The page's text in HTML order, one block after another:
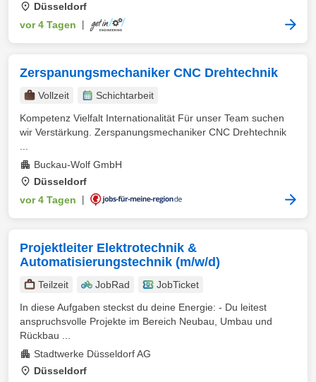
Düsseldorf
vor 4 Tagen
Zerspanungsmechaniker CNC Drehtechnik
Vollzeit
Schichtarbeit
Kompetenz Vielfalt Internationalität Für unser Team suchen
wir Verstärkung. Zerspanungsmechaniker CNC Drehtechnik
Buckau-Wolf GmbH
Düsseldorf
vor 4 Tagen
Projektleiter Elektrotechnik &
Automatisierungstechnik (m/w/d)
Teilzeit JobRad
JobTicket
In diese Aufgaben steckst du deine Energie: - Du leitest
anspruchsvolle Projekte im Bereich Neubau, Umbau und
Rückbau ...
Stadtwerke Düsseldorf AG
Düsseldorf